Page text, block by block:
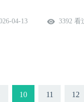
04-13 3392 看
10 11 12